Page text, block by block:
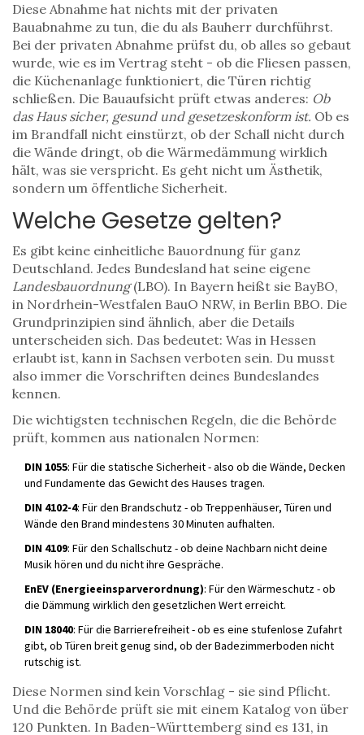
Diese Abnahme hat nichts mit der privaten
Bauabnahme zu tun, die du als Bauherr durchführst.
Bei der privaten Abnahme prüfst du, ob alles so gebaut
wurde, wie es im Vertrag steht - ob die Fliesen passen,
die Küchenanlage funktioniert, die Türen richtig
schließen. Die Bauaufsicht prüft etwas anderes: Ob
das Haus sicher, gesund und gesetzeskonform ist. Ob es
im Brandfall nicht einstürzt, ob der Schall nicht durch
die Wände dringt, ob die Wärmedämmung wirklich
hält, was sie verspricht. Es geht nicht um Ästhetik,
sondern um öffentliche Sicherheit.
Welche Gesetze gelten?
Es gibt keine einheitliche Bauordnung für ganz
Deutschland. Jedes Bundesland hat seine eigene
Landesbauordnung(LBO). In Bayern heißt sie BayBO,
in Nordrhein-Westfalen BauO NRW, in Berlin BBO. Die
Grundprinzipien sind ähnlich, aber die Details
unterscheiden sich. Das bedeutet: Was in Hessen
erlaubt ist, kann in Sachsen verboten sein. Du musst
also immer die Vorschriften deines Bundeslandes
kennen.
Die wichtigsten technischen Regeln, die die Behörde
prüft, kommen aus nationalen Normen:
DIN 1055: Für die statische Sicherheit - also ob die Wände, Decken
und Fundamente das Gewicht des Hauses tragen.
DIN 4102-4: Für den Brandschutz - ob Treppenhäuser, Türen und
Wände den Brand mindestens 30 Minuten aufhalten.
DIN 4109: Für den Schallschutz - ob deine Nachbarn nicht deine
Musik hören und du nicht ihre Gespräche.
EnEV (Energieeinsparverordnung): Für den Wärmeschutz - ob
die Dämmung wirklich den gesetzlichen Wert erreicht.
DIN 18040: Für die Barrierefreiheit - ob es eine stufenlose Zufahrt
gibt, ob Türen breit genug sind, ob der Badezimmerboden nicht
rutschig ist.
Diese Normen sind kein Vorschlag - sie sind Pflicht.
Und die Behörde prüft sie mit einem Katalog von über
120 Punkten. In Baden-Württemberg sind es 131, in